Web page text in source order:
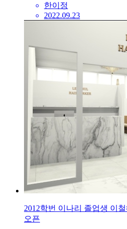
한이정
2022.09.23
2012학번 이나리 졸업생 이
오픈